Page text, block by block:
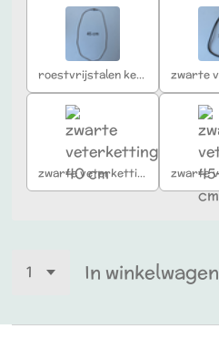
roestvrijstalen ketting 45 cm
zwarte veterketting 40 cm
In winkelwagen